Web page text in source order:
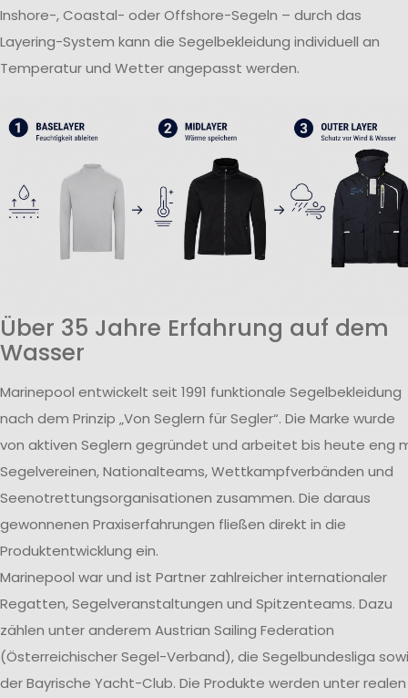
Inshore-, Coastal- oder Offshore-Segeln – durch das
Layering-System kann die Segelbekleidung individuell an
Temperatur und Wetter angepasst werden.
Über 35 Jahre Erfahrung auf dem
Wasser
Marinepool entwickelt seit 1991 funktionale Segelbekleidung
nach dem Prinzip „Von Seglern für Segler“. Die Marke wurde
von aktiven Seglern gegründet und arbeitet bis heute eng
Segelvereinen, Nationalteams, Wettkampfverbänden und
Seenotrettungsorganisationen zusammen. Die daraus
gewonnenen Praxiserfahrungen fließen direkt in die
Produktentwicklung ein.
Marinepool war und ist Partner zahlreicher internationaler
Regatten, Segelveranstaltungen und Spitzenteams. Dazu
zählen unter anderem Austrian Sailing Federation
(Österreichischer Segel-Verband), die Segelbundesliga
der Bayrische Yacht-Club. Die Produkte werden unter realen